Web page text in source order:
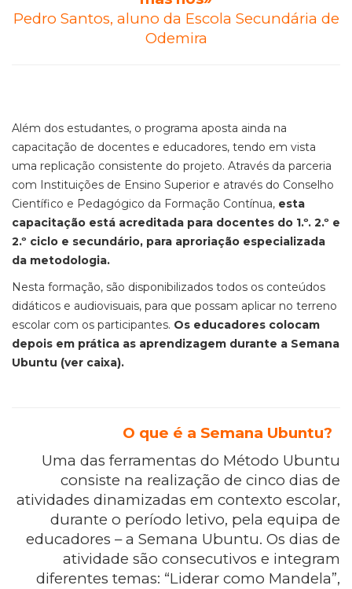
Pedro Santos, aluno da Escola Secundária de
Odemira
Além dos estudantes, o programa aposta ainda na
capacitação de docentes e educadores, tendo em vista
uma replicação consistente do projeto. Através da parceria
com Instituições de Ensino Superior e através do Conselho
Científico e Pedagógico da Formação Contínua, esta
capacitação está acreditada para docentes do 1.º. 2.º e
2.º ciclo e secundário, para aproriação especializada
da metodologia.
Nesta formação, são disponibilizados todos os conteúdos
didáticos e audiovisuais, para que possam aplicar no terreno
escolar com os participantes. Os educadores colocam
depois em prática as aprendizagem durante a Semana
Ubuntu (ver caixa).
O que é a Semana Ubuntu?
Uma das ferramentas do Método Ubuntu
consiste na realização de cinco dias de
atividades dinamizadas em contexto escolar,
durante o período letivo, pela equipa de
educadores – a Semana Ubuntu. Os dias de
atividade são consecutivos e integram
diferentes temas: “Liderar como Mandela”,